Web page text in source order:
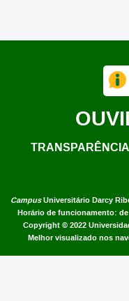
CampusUniversitário Darcy
Horário de funcionamento: de
Copyright © 2022
Melhor visualizado nos